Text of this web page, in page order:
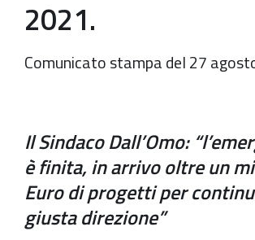
2021.
Comunicato stampa del 27
Il Sindaco Dall’Omo:
è finita, in arrivo oltre un
Euro di progetti per
giusta direzione”